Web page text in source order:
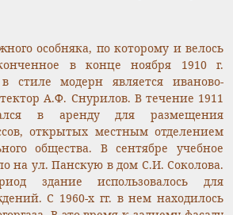
особняка, по которому и велось
в конце ноября 1910 г.
стиле модерн является иваново-
А.Ф. Снурилов. В течение 1911
в аренду для размещения
открытых местным отделением
общества. В сентябре учебное
на ул. Панскую в дом С.И. Соколова.
здание использовалось для
С 1960-х гг. в нем находилось